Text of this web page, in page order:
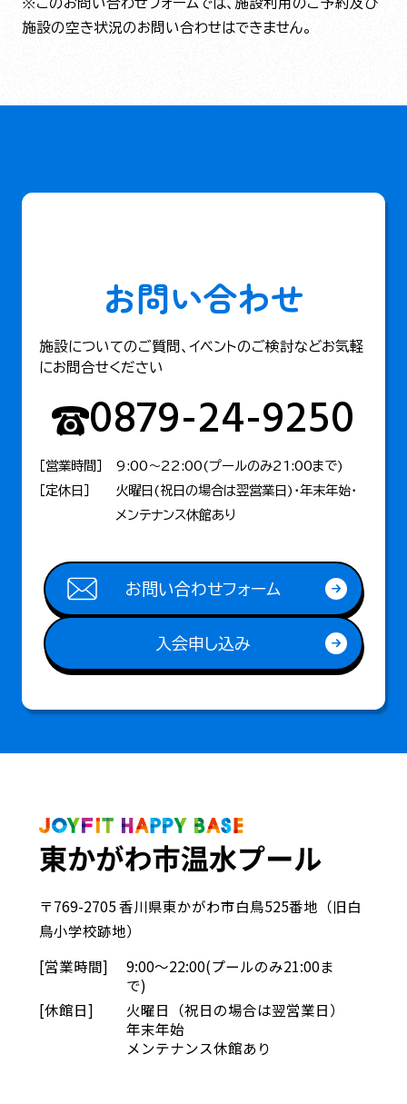
※ このお問い合わせフォームでは、施設利用のご予約及び
施設の空き状況のお問い合わせはできません。
お問い合わせ
施設についてのご質問、イベントのご検討などお気軽
にお問合せください
0879-24-9250
［営業時間］
9:00〜22:00(プールのみ21:00まで)
［定休日］
火曜日(祝日の場合は翌営業日)・年末年始・
メンテナンス休館あり
お問い合わせフォーム
入会申し込み
〒769-2705 香川県東かがわ市白鳥525番地（旧白
鳥小学校跡地）
[営業時間]
9:00〜22:00(プールのみ21:00ま
で)
[休館日]
火曜日（祝日の場合は翌営業日）
年末年始
メンテナンス休館あり